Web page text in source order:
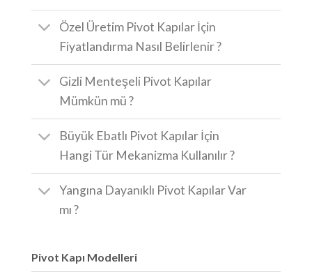
Özel Üretim Pivot Kapılar İçin
Fiyatlandırma Nasıl Belirlenir ?
Gizli Menteşeli Pivot Kapılar
Mümkün mü ?
Büyük Ebatlı Pivot Kapılar İçin
Hangi Tür Mekanizma Kullanılır ?
Yangına Dayanıklı Pivot Kapılar Var
mı ?
Pivot Kapı Modelleri